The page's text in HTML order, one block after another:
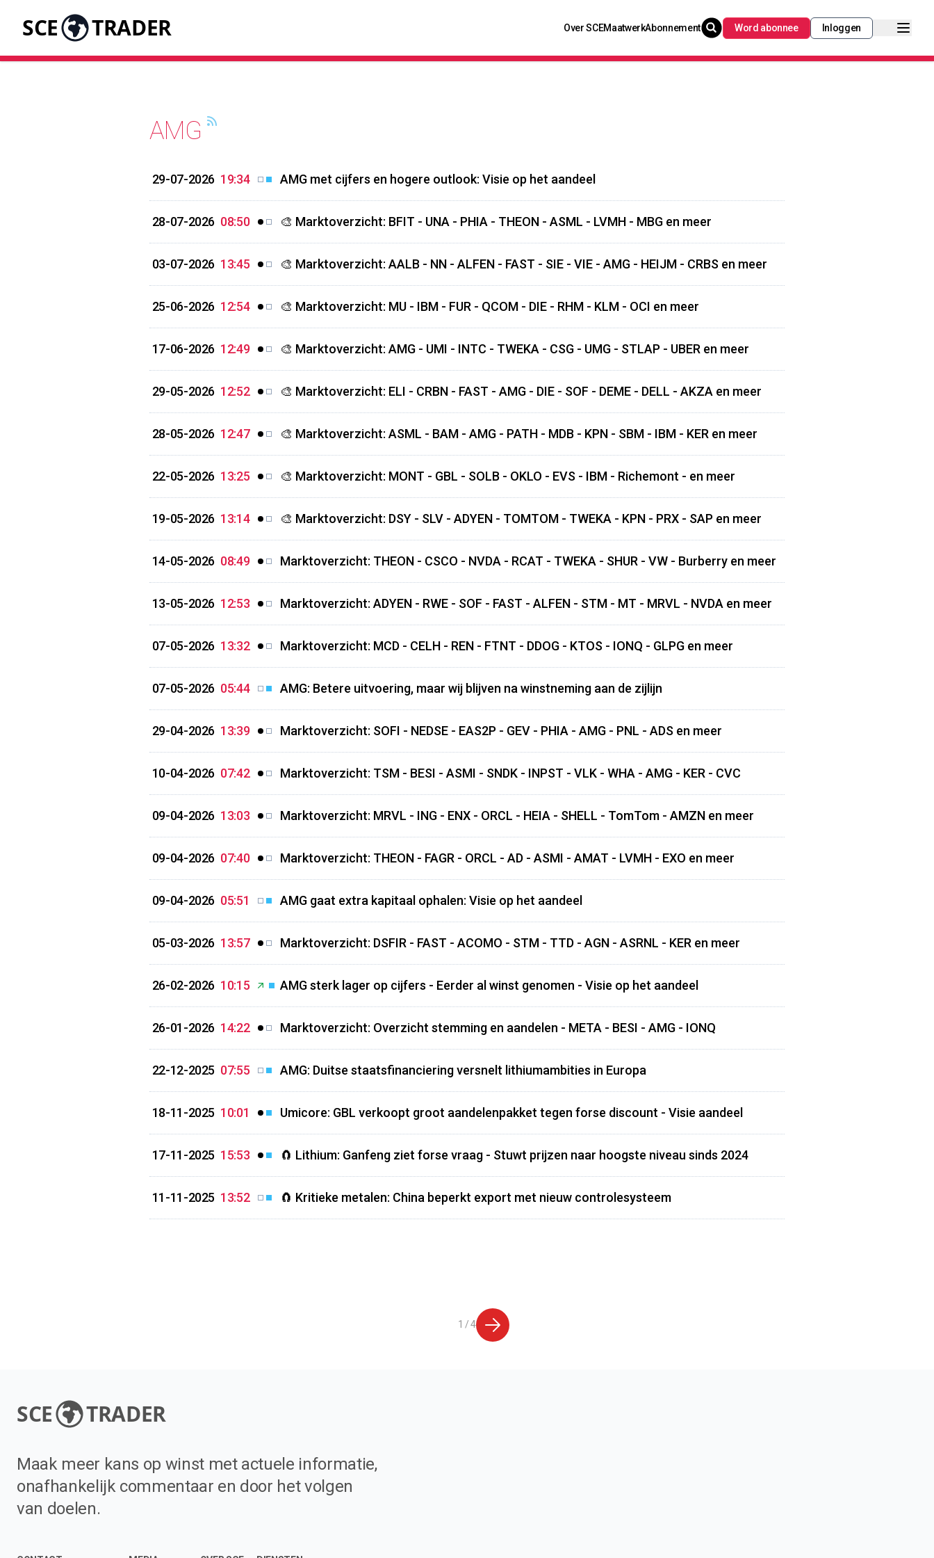
SCE TRADER Over SCEMaatwerkAbonnement Word abonnee Inloggen
AMG
29-07-2026 19:34 AMG met cijfers en hogere outlook: Visie op het aandeel
28-07-2026 08:50 🎨 Marktoverzicht: BFIT - UNA - PHIA - THEON - ASML - LVMH - MBG en meer
03-07-2026 13:45 🎨 Marktoverzicht: AALB - NN - ALFEN - FAST - SIE - VIE - AMG - HEIJM - CRBS en meer
25-06-2026 12:54 🎨 Marktoverzicht: MU - IBM - FUR - QCOM - DIE - RHM - KLM - OCI en meer
17-06-2026 12:49 🎨 Marktoverzicht: AMG - UMI - INTC - TWEKA - CSG - UMG - STLAP - UBER en meer
29-05-2026 12:52 🎨 Marktoverzicht: ELI - CRBN - FAST - AMG - DIE - SOF - DEME - DELL - AKZA en meer
28-05-2026 12:47 🎨 Marktoverzicht: ASML - BAM - AMG - PATH - MDB - KPN - SBM - IBM - KER en meer
22-05-2026 13:25 🎨 Marktoverzicht: MONT - GBL - SOLB - OKLO - EVS - IBM - Richemont - en meer
19-05-2026 13:14 🎨 Marktoverzicht: DSY - SLV - ADYEN - TOMTOM - TWEKA - KPN - PRX - SAP en meer
14-05-2026 08:49 Marktoverzicht: THEON - CSCO - NVDA - RCAT - TWEKA - SHUR - VW - Burberry en meer
13-05-2026 12:53 Marktoverzicht: ADYEN - RWE - SOF - FAST - ALFEN - STM - MT - MRVL - NVDA en meer
07-05-2026 13:32 Marktoverzicht: MCD - CELH - REN - FTNT - DDOG - KTOS - IONQ - GLPG en meer
07-05-2026 05:44 AMG: Betere uitvoering, maar wij blijven na winstneming aan de zijlijn
29-04-2026 13:39 Marktoverzicht: SOFI - NEDSE - EAS2P - GEV - PHIA - AMG - PNL - ADS en meer
10-04-2026 07:42 Marktoverzicht: TSM - BESI - ASMI - SNDK - INPST - VLK - WHA - AMG - KER - CVC
09-04-2026 13:03 Marktoverzicht: MRVL - ING - ENX - ORCL - HEIA - SHELL - TomTom - AMZN en meer
09-04-2026 07:40 Marktoverzicht: THEON - FAGR - ORCL - AD - ASMI - AMAT - LVMH - EXO en meer
09-04-2026 05:51 AMG gaat extra kapitaal ophalen: Visie op het aandeel
05-03-2026 13:57 Marktoverzicht: DSFIR - FAST - ACOMO - STM - TTD - AGN - ASRNL - KER en meer
26-02-2026 10:15 AMG sterk lager op cijfers - Eerder al winst genomen - Visie op het aandeel
26-01-2026 14:22 Marktoverzicht: Overzicht stemming en aandelen - META - BESI - AMG - IONQ
22-12-2025 07:55 AMG: Duitse staatsfinanciering versnelt lithiumambities in Europa
18-11-2025 10:01 Umicore: GBL verkoopt groot aandelenpakket tegen forse discount - Visie aandeel
17-11-2025 15:53 🧲 Lithium: Ganfeng ziet forse vraag - Stuwt prijzen naar hoogste niveau sinds 2024
11-11-2025 13:52 🧲 Kritieke metalen: China beperkt export met nieuw controlesysteem
1 / 4
SCE TRADER
Maak meer kans op winst met actuele informatie,
onafhankelijk commentaar en door het volgen
van doelen.